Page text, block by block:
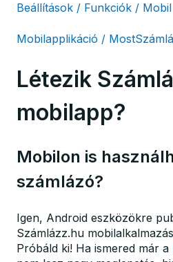
Beállítások / Funkciók / Mobil
Mobilapplikáció /
Létezik
mobilapp?
Mobilon is
számlázó?
Igen, Android eszközökre
Számlázz.hu mobilalkalmazás
Próbáld ki! Ha ismered már a